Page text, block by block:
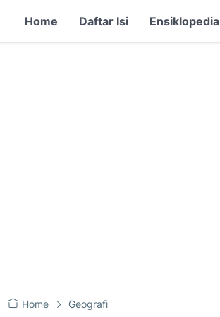
Home Daftar Isi Ensiklopedia
Home Geografi